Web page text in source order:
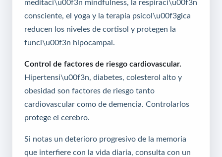
meditaci\u00f3n mindfulness, la respiraci\u00f3n
consciente, el yoga y la terapia psicol\u00f3gica
reducen los niveles de cortisol y protegen la
funci\u00f3n hipocampal.
Control de factores de riesgo cardiovascular.
Hipertensi\u00f3n, diabetes, colesterol alto y
obesidad son factores de riesgo tanto
cardiovascular como de demencia. Controlarlos
protege el cerebro.
Si notas un deterioro progresivo de la memoria
que interfiere con la vida diaria, consulta con un